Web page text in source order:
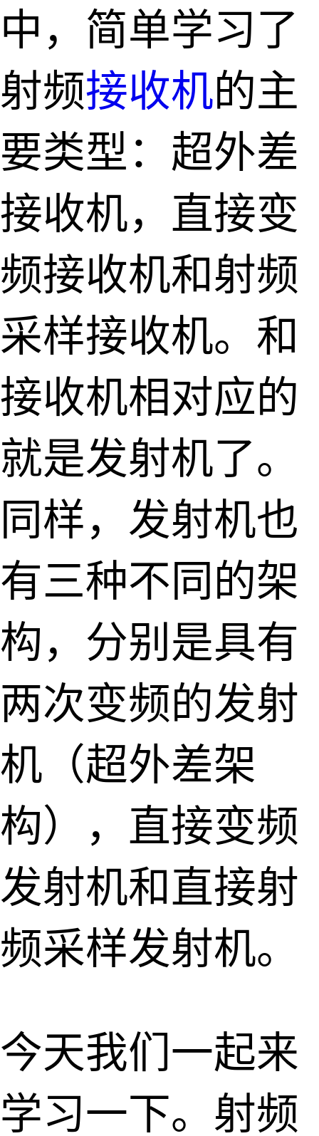
中，简单学习了
射频接收机的主
要类型：超外差
接收机，直接变
频接收机和射频
采样接收机。和
接收机相对应的
就是发射机了。
同样，发射机也
有三种不同的架
构，分别是具有
两次变频的发射
机（超外差架
构），直接变频
发射机和直接射
频采样发射机。
今天我们一起来
学习一下。射频